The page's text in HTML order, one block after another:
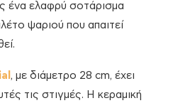
ένα ελαφρύ σοτάρισμα
ψαριού που απαιτεί
, με διάμετρο 28 cm, έχει
τις στιγμές. Η κεραμική